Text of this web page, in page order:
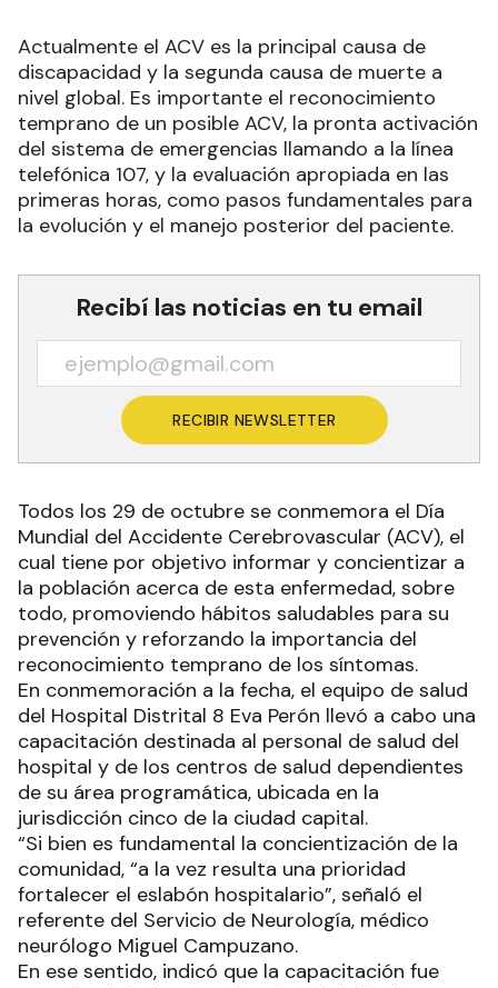
Actualmente el ACV es la principal causa de
discapacidad y la segunda causa de muerte a
nivel global. Es importante el reconocimiento
temprano de un posible ACV, la pronta activación
del sistema de emergencias llamando a la línea
telefónica 107, y la evaluación apropiada en las
primeras horas, como pasos fundamentales para
la evolución y el manejo posterior del paciente.
Recibí las noticias en tu email
RECIBIR NEWSLETTER
Todos los 29 de octubre se conmemora el Día
Mundial del Accidente Cerebrovascular (ACV), el
cual tiene por objetivo informar y concientizar a
la población acerca de esta enfermedad, sobre
todo, promoviendo hábitos saludables para su
prevención y reforzando la importancia del
reconocimiento temprano de los síntomas.
En conmemoración a la fecha, el equipo de salud
del Hospital Distrital 8 Eva Perón llevó a cabo una
capacitación destinada al personal de salud del
hospital y de los centros de salud dependientes
de su área programática, ubicada en la
jurisdicción cinco de la ciudad capital.
“Si bien es fundamental la concientización de la
comunidad, “a la vez resulta una prioridad
fortalecer el eslabón hospitalario”, señaló el
referente del Servicio de Neurología, médico
neurólogo Miguel Campuzano.
En ese sentido, indicó que la capacitación fue